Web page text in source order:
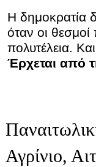
Η δημοκρατία
όταν οι
πολυτέλεια.
Έρχεται από
Αγρίνιο,